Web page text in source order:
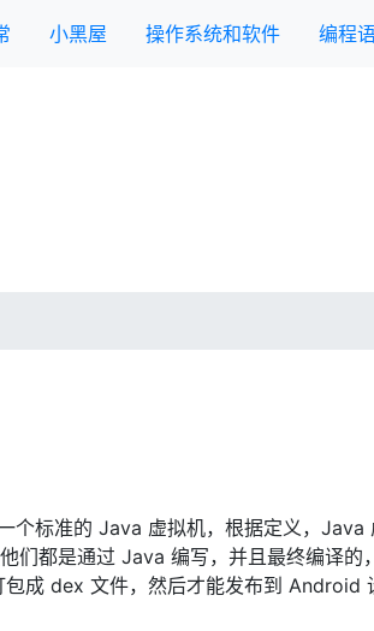
小黑屋 操作系统和软件 编程
标准的 Java 虚拟机，根据定义，Java
们都是通过 Java 编写，并且最终编译的
成 dex 文件，然后才能发布到 Android